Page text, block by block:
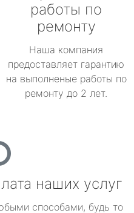
работы по
ремонту
Наша компания
предоставляет гарантию
на выполненые работы по
ремонту до 2 лет.
наших услуг
способами, будь то